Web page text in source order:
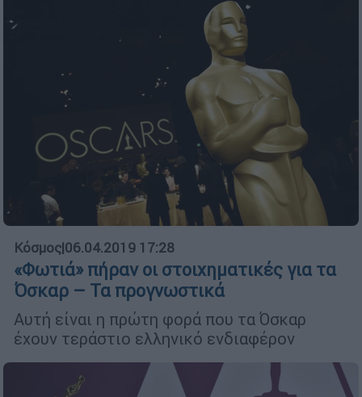
Κόσμος|06.04.2019 17:28
«Φωτιά» πήραν οι στοιχηματικές για τα
Όσκαρ – Τα προγνωστικά
Αυτή είναι η πρώτη φορά που τα Όσκαρ
έχουν τεράστιο ελληνικό ενδιαφέρον